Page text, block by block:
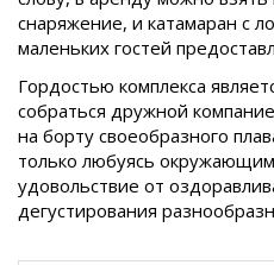
снаряжение, и катамаран с
маленьких гостей
Гордостью комплекса
собраться дружной
на борту своеобразного
только любуясь
удовольствие от
дегустирования